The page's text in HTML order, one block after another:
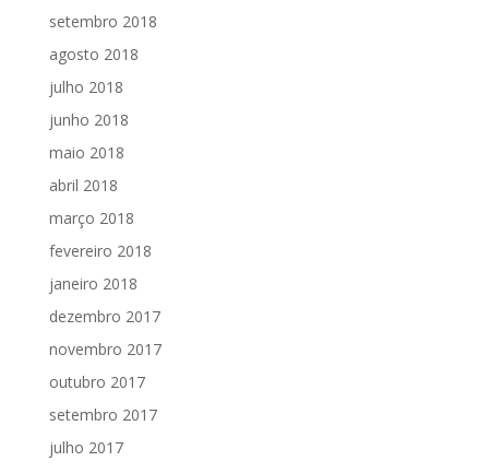
setembro 2018
agosto 2018
julho 2018
junho 2018
maio 2018
abril 2018
março 2018
fevereiro 2018
janeiro 2018
dezembro 2017
novembro 2017
outubro 2017
setembro 2017
julho 2017